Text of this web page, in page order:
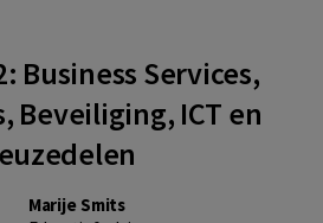
Business Services,
Beveiliging, ICT en
Marije Smits